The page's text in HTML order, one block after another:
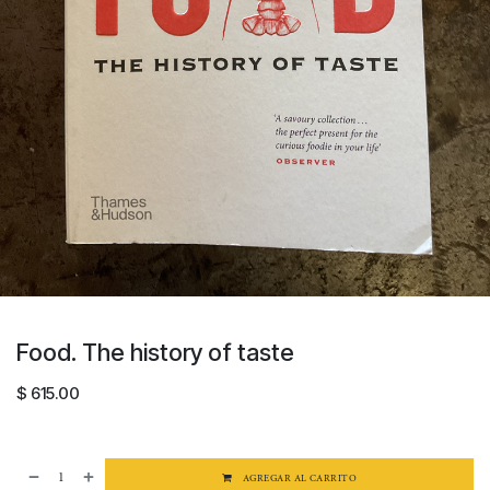
Food. The history of taste
$ 615.00
AGREGAR AL CARRITO